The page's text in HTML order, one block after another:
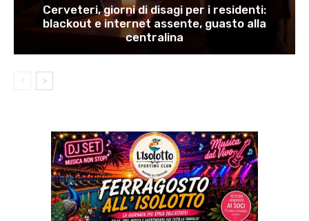
Cerveteri, giorni di disagi per i residenti:
blackout e internet assente, guasto alla
centralina